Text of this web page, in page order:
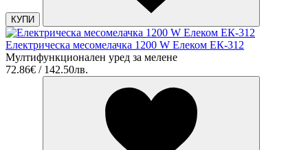
КУПИ
Електрическа месомелачка 1200 W Елеком ЕК-312
Мултифункционален уред за мелене
72.86€ / 142.50лв.